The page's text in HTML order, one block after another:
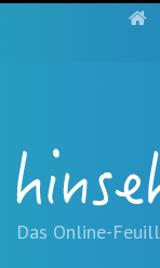
springen
(Accesskey
'1')Zur
Das Online-